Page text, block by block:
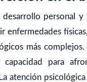
personal y
enfermedades
más
para
atención